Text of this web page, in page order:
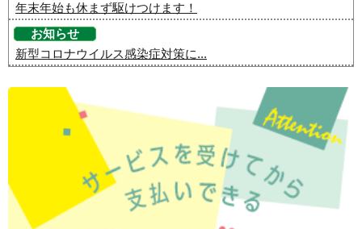
年末年始も休まず駆けつけます！
お知らせ
新型コロナウイルス感染症対策に...